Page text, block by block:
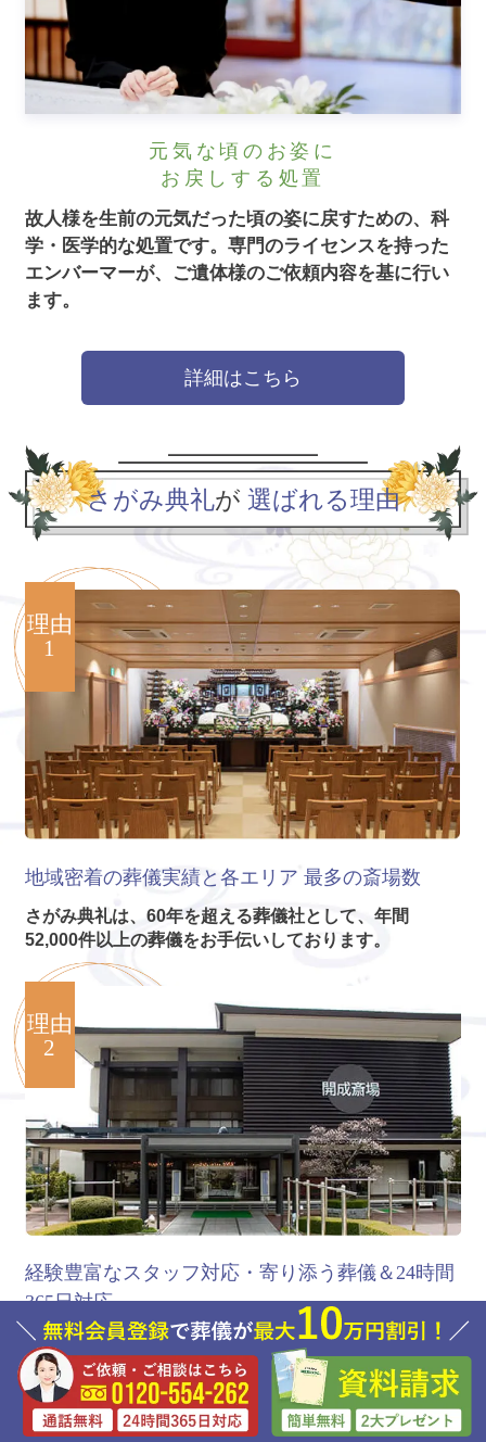
元気な頃のお姿に
お戻しする処置
故人様を生前の元気だった頃の姿に戻すための、科
学・医学的な処置です。 専門のライセンスを持った
エンバーマーが、ご遺体様のご依頼内容を基に行い
ます。
詳細はこちら
さがみ典礼が 選ばれる理由
理由
1
地域密着の葬儀実績と各エリア 最多の斎場数
さがみ典礼は、60年を超える葬儀社として、年間
52,000件以上の葬儀をお手伝いしております。
理由
2
経験豊富なスタッフ対応・寄り添う葬儀＆24時間
365日対応
エリアにおける1級葬祭ディレクターの数はトップクラ
ス。仏式・神式・キリスト教・無宗教などあらゆる宗派
に対応します。